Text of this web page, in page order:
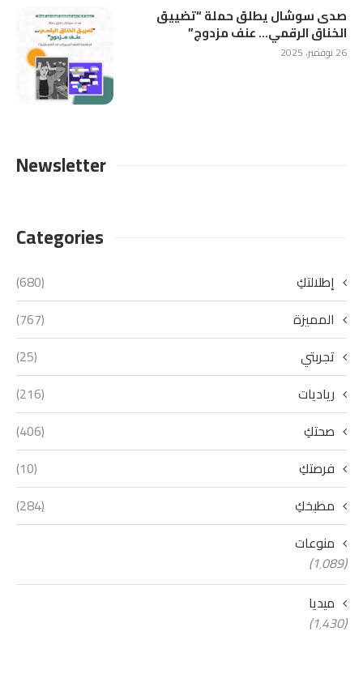
صدى سوشال يطلق حملة “تضييق
الخناق الرقمي… عنف مزدوج”
26 نوفمبر، 2025
Newsletter
Categories
إطلالتكِ
(680)
المميزة
(767)
تجربتي
(25)
رياديات
(216)
صحتكِ
(406)
فرصتكِ
(10)
مطبخكِ
(284)
منوعات
(1٬089)
ميديا
(1٬430)